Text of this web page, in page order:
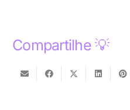
Compartilhe 💡